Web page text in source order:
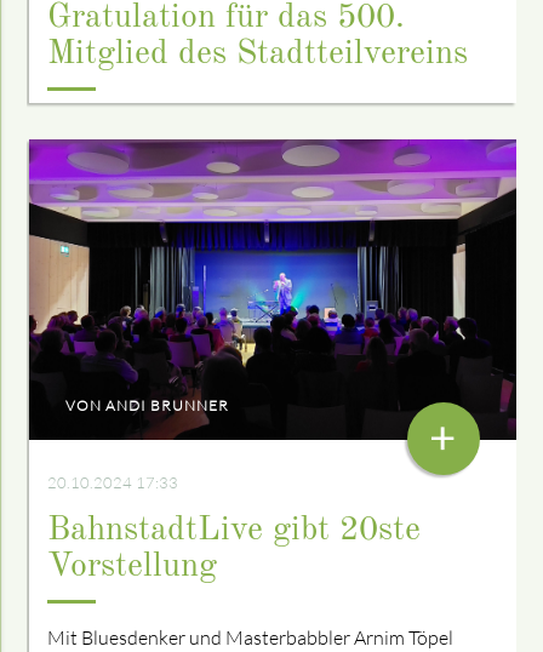
Gratulation für das 500.
Mitglied des Stadtteilvereins
VON ANDI BRUNNER
20.10.2024 17:33
BahnstadtLive gibt 20ste
Vorstellung
Mit Bluesdenker und Masterbabbler Arnim Töpel
+